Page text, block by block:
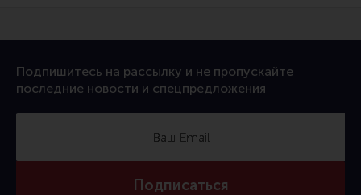
Тактическая медицина
Чехлы, рюкзаки, сумки
Фонари
Подпишитесь на рассылку и не пропускайте
последние новости и спецпредложения
Подписаться